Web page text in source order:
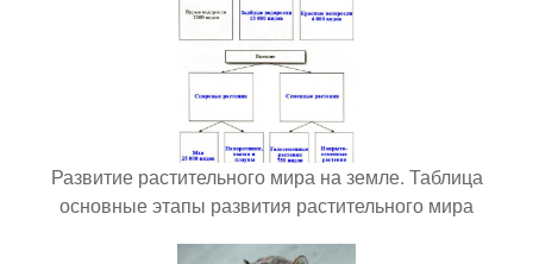
Развитие растительного мира на земле. Таблица
основные этапы развития растительного мира